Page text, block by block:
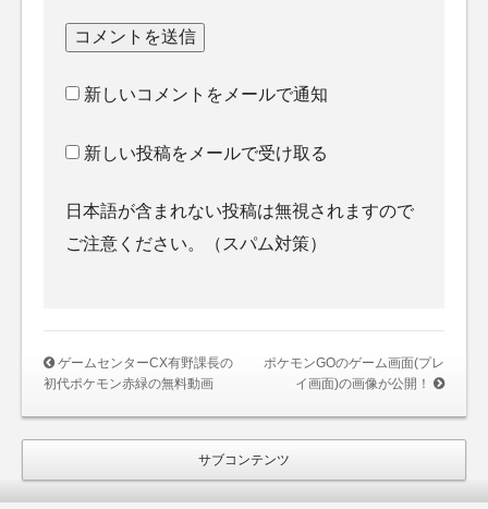
新しいコメントをメールで通知
新しい投稿をメールで受け取る
日本語が含まれない投稿は無視されますので
ご注意ください。（スパム対策）
ゲームセンターCX有野課長の
初代ポケモン赤緑の無料動画
ポケモンGOのゲーム画面(プレ
イ画面)の画像が公開！
サブコンテンツ